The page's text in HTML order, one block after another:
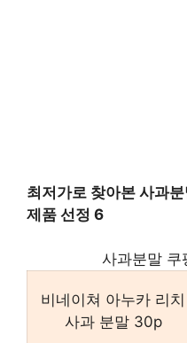
최저가로 찾아본 사과
제품 선정 6
사과분말 쿠
비네이쳐 아누카 리치
사과 분말 30p